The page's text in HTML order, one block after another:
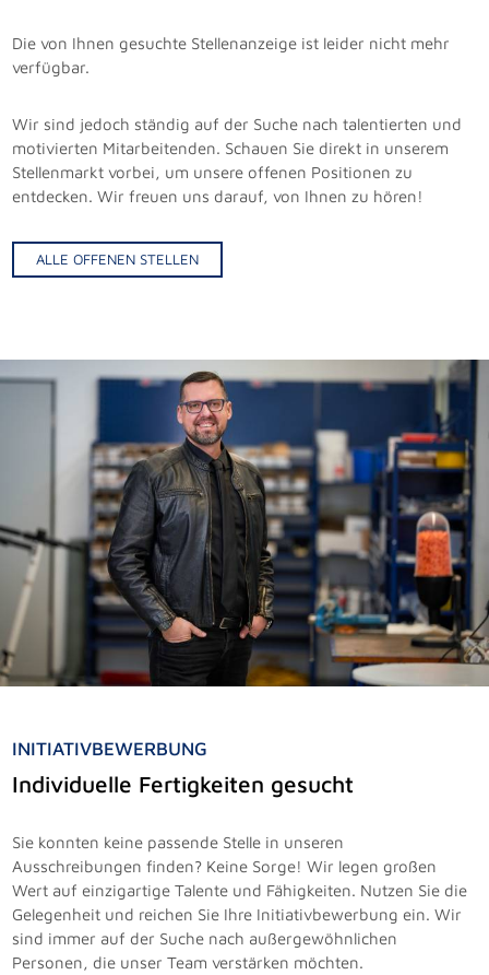
Die von Ihnen gesuchte Stellenanzeige ist leider nicht mehr
verfügbar.
Wir sind jedoch ständig auf der Suche nach talentierten und
motivierten Mitarbeitenden. Schauen Sie direkt in unserem
Stellenmarkt vorbei, um unsere offenen Positionen zu
entdecken. Wir freuen uns darauf, von Ihnen zu hören!
ALLE OFFENEN STELLEN
INITIATIVBEWERBUNG
Individuelle Fertigkeiten gesucht
Sie konnten keine passende Stelle in unseren
Ausschreibungen finden? Keine Sorge! Wir legen großen
Wert auf einzigartige Talente und Fähigkeiten. Nutzen Sie die
Gelegenheit und reichen Sie Ihre Initiativbewerbung ein. Wir
sind immer auf der Suche nach außergewöhnlichen
Personen, die unser Team verstärken möchten.